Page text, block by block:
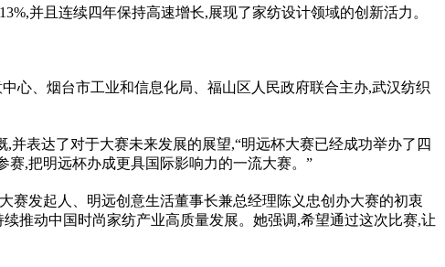
并且连续四年保持高速增长,展现了家纺设计领域的创新活力。
心、烟台市工业和信息化局、福山区人民政府联合主办,武汉纺织
表达了对于大赛未来发展的展望,“明远杯大赛已经成功举办了四
,把明远杯办成更具国际影响力的一流大赛。”
赛发起人、明远创意生活董事长兼总经理陈义忠创办大赛的初衷
推动中国时尚家纺产业高质量发展。她强调,希望通过这次比赛,让